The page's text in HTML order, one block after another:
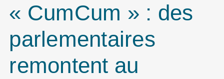
« CumCum » : des
parlementaires
remontent au